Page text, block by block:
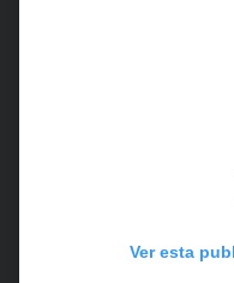
Ver esta